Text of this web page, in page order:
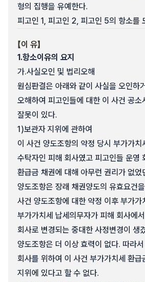
형의 집행을 유예한다.
피고인 1, 피고인 2, 피고인 5의 항소를
【이 유】
1.항소이유의 요지
가.사실오인 및 법리오해
원심판결은 아래와 같이 사실을 오인하
오해하여 피고인들에 대한 이 사건 공
잘못이 있다.
1)보관자 지위에 관하여
이 사건 양도조항의 약정 당시 부가가치
수탁자인 피해 회사였고 피고인들 운영
환급금 채권에 대해 아무런 권리가 없었
양도조항은 장래 채권양도의 유효요건
사건 양도조항에 대한 약정 이후 부가가
부가가치세 납세의무자가 피해 회사에
회사로 변경되는 중대한 사정변경이 생
양도조항은 더 이상 효력이 없다. 따라
회사를 위하여 이 사건 부가가치세 환급
지위에 있다고 할 수 없다.